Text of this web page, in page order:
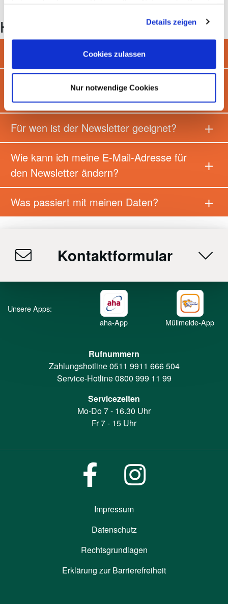
Details zeigen
Cookies zulassen
Nur notwendige Cookies
Häufig gestellte Fragen
Wann erhalte ich den ersten Newsletter?
Wie kann ich mich vom Newsletter
abmelden?
Für wen ist der Newsletter geeignet?
Wie kann ich meine E-Mail-Adresse für
den Newsletter ändern?
Was passiert mit meinen Daten?
Kontaktformular
Unsere Apps:
aha-App
Müllmelde-App
Rufnummern
Zahlungshotline0511 9911 666 504
Service-Hotline0800 999 11 99
Servicezeiten
Mo-Do 7 - 16.30 Uhr
Fr 7 - 15 Uhr
Impressum
Datenschutz
Rechtsgrundlagen
Erklärung zur Barrierefreiheit